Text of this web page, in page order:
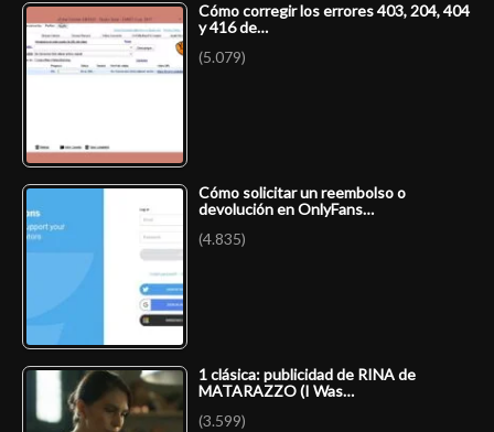
Cómo corregir los errores 403, 204, 404
y 416 de…
(5.079)
Cómo solicitar un reembolso o
devolución en OnlyFans…
(4.835)
1 clásica: publicidad de RINA de
MATARAZZO (I Was…
(3.599)